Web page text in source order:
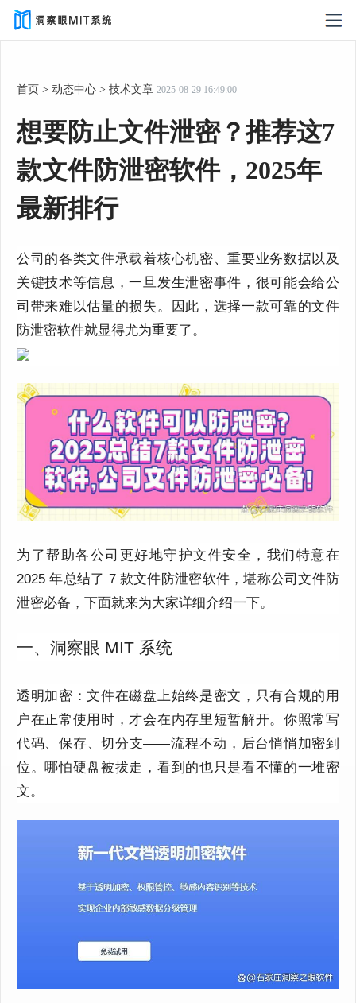
首页 > 动态中心 > 技术文章 2025-08-29 16:49:00
想要防止文件泄密？推荐这7
款文件防泄密软件，2025年
最新排行
公司的各类文件承载着核心机密、重要业务数据以及
关键技术等信息，一旦发生泄密事件，很可能会给公
司带来难以估量的损失。因此，选择一款可靠的文件
防泄密软件就显得尤为重要了。
为了帮助各公司更好地守护文件安全，我们特意在
2025 年总结了 7 款文件防泄密软件，堪称公司文件防
泄密必备，下面就来为大家详细介绍一下。
一、洞察眼 MIT 系统
透明加密：文件在磁盘上始终是密文，只有合规的用
户在正常使用时，才会在内存里短暂解开。你照常写
代码、保存、切分支——流程不动，后台悄悄加密到
位。哪怕硬盘被拔走，看到的也只是看不懂的一堆密
文。